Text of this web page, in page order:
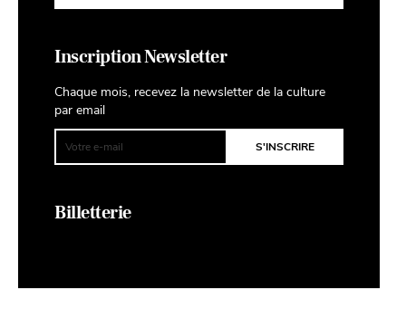
Inscription Newsletter
Chaque mois, recevez la newsletter de la culture
par email
Billetterie